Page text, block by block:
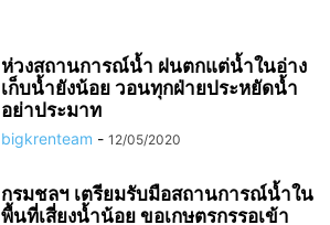
ห่วงสถานการณ์น้ำ ฝนตกแต่น้ำในอ่าง
เก็บน้ำยังน้อย วอนทุกฝ่ายประหยัดน้ำ
อย่าประมาท
bigkrenteam - 12/05/2020
กรมชลฯ เตรียมรับมือสถานการณ์น้ำใน
พื้นที่เสี่ยงน้ำน้อย ขอเกษตรกรรอเข้า